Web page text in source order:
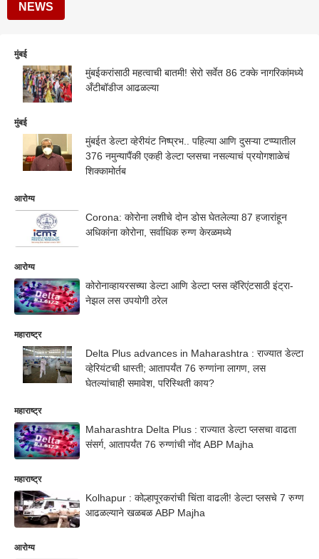
NEWS
मुंबई
मुंबईकरांसाठी महत्वाची बातमी! सेरो सर्वेत 86 टक्के नागरिकांमध्ये
अँटीबॉडीज आढळल्या
मुंबई
मुंबईत डेल्टा व्हेरीयंट निष्प्रभ.. पहिल्या आणि दुसऱ्या टप्प्यातील
376 नमुन्यापैंकी एकही डेल्टा प्लसचा नसल्याचं प्रयोगशाळेचं
शिक्कामोर्तब
आरोग्य
Corona: कोरोना लशीचे दोन डोस घेतलेल्या 87 हजारांहून
अधिकांना कोरोना, सर्वाधिक रुग्ण केरळमध्ये
आरोग्य
कोरोनाव्हायरसच्या डेल्टा आणि डेल्टा प्लस व्हॅरिएंटसाठी इंट्रा-
नेझल लस उपयोगी ठरेल
महाराष्ट्र
Delta Plus advances in Maharashtra : राज्यात डेल्टा
व्हेरियंटची धास्ती; आतापर्यंत 76 रुग्णांना लागण, लस
घेतल्यांचाही समावेश, परिस्थिती काय?
महाराष्ट्र
Maharashtra Delta Plus : राज्यात डेल्टा प्लसचा वाढता
संसर्ग, आतापर्यंत 76 रुग्णांची नोंद ABP Majha
महाराष्ट्र
Kolhapur : कोल्हापूरकरांची चिंता वाढली! डेल्टा प्लसचे 7 रुग्ण
आढळल्याने खळबळ ABP Majha
आरोग्य